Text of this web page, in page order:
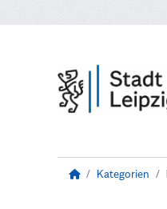
Kategorien